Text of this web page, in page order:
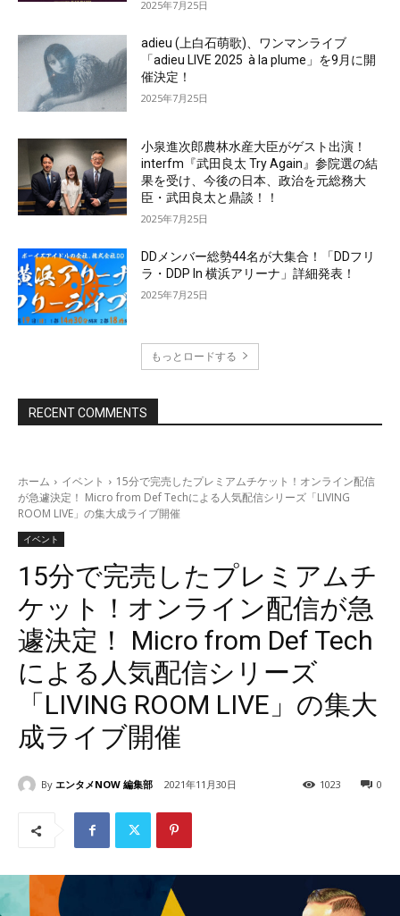
2025年7月25日
adieu (上白石萌歌)、ワンマンライブ
「adieu LIVE 2025 à la plume」を9月に開
催決定！
2025年7月25日
小泉進次郎農林水産大臣がゲスト出演！
interfm『武田良太 Try Again』参院選の結
果を受け、今後の日本、政治を元総務大
臣・武田良太と鼎談！！
2025年7月25日
DDメンバー総勢44名が大集合！「DDフリ
ラ・DDP In 横浜アリーナ」詳細発表！
2025年7月25日
もっとロードする
RECENT COMMENTS